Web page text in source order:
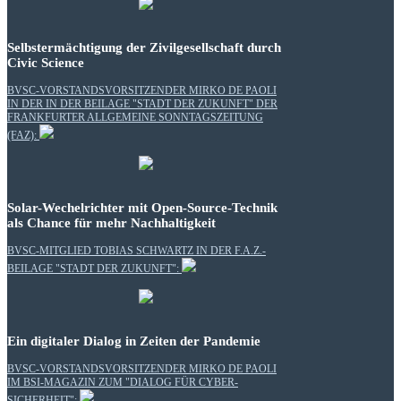
Selbstermächtigung der Zivilgesellschaft durch
Civic Science
BVSC-VORSTANDSVORSITZENDER MIRKO DE PAOLI
IN DER IN DER BEILAGE "STADT DER ZUKUNFT" DER
FRANKFURTER ALLGEMEINE SONNTAGSZEITUNG
(FAZ):
Solar-Wechelrichter mit Open-Source-Technik
als Chance für mehr Nachhaltigkeit
BVSC-MITGLIED TOBIAS SCHWARTZ IN DER F.A.Z.-
BEILAGE "STADT DER ZUKUNFT":
Ein digitaler Dialog in Zeiten der Pandemie
BVSC-VORSTANDSVORSITZENDER MIRKO DE PAOLI
IM BSI-MAGAZIN ZUM "DIALOG FÜR CYBER-